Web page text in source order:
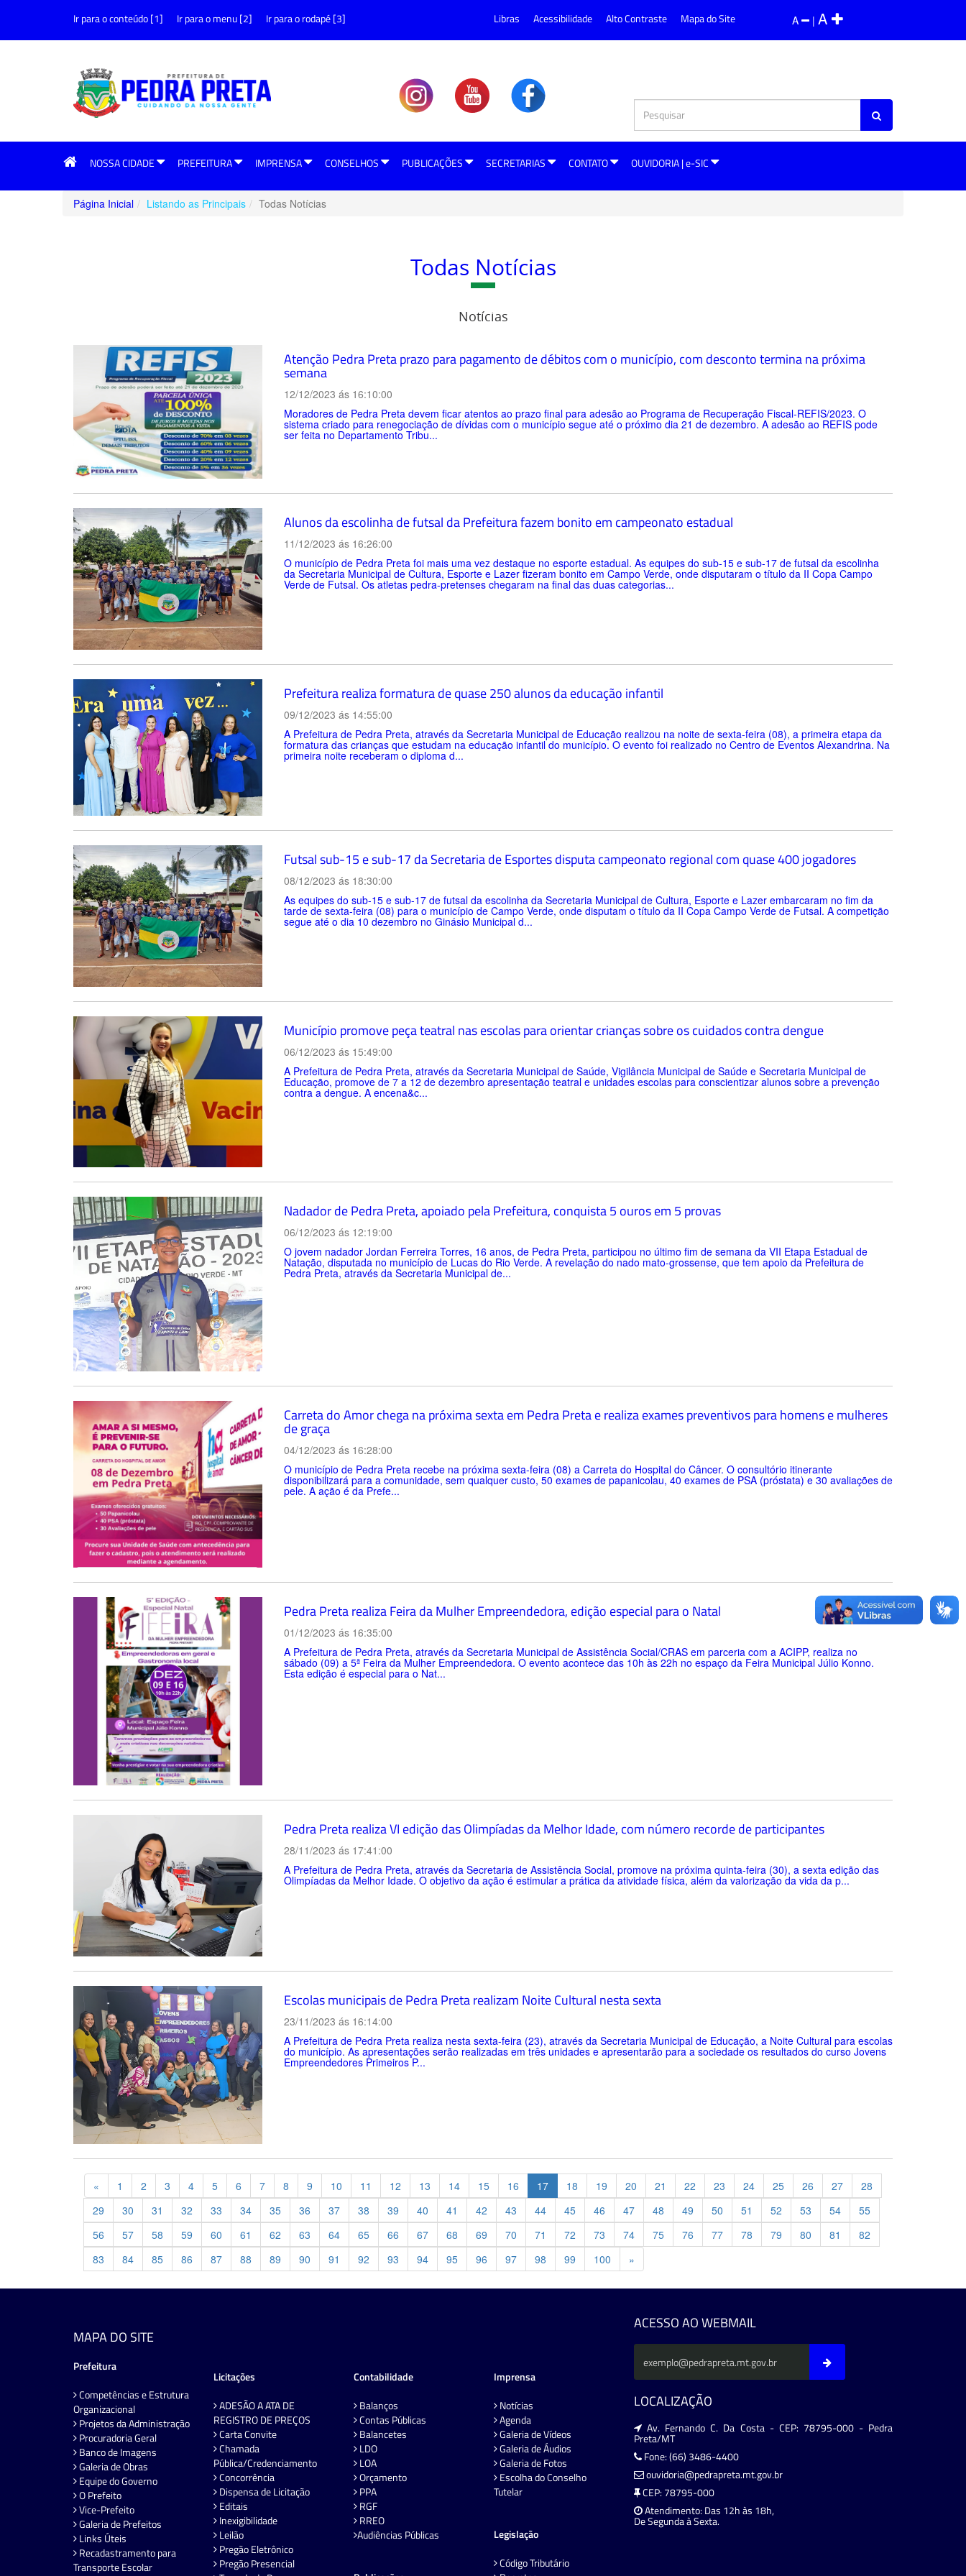
Ir para o conteúdo [1] Ir para o menu [2] Ir para o rodapé [3] A | A
Libras Acessibilidade Alto Contraste Mapa do Site
NOSSA CIDADE PREFEITURA IMPRENSA CONSELHOS PUBLICAÇÕES SECRETARIAS CONTATO OUVIDORIA | e-SIC
Página Inicial Listando as Principais Todas Notícias
Todas Notícias
Notícias
Atenção Pedra Preta prazo para pagamento de débitos com o município, com desconto termina na próxima
semana
12/12/2023 ás 16:10:00
Moradores de Pedra Preta devem ficar atentos ao prazo final para adesão ao Programa de Recuperação Fiscal-REFIS/2023. O
sistema criado para renegociação de dívidas com o município segue até o próximo dia 21 de dezembro. A adesão ao REFIS pode
ser feita no Departamento Tribu...
Alunos da escolinha de futsal da Prefeitura fazem bonito em campeonato estadual
11/12/2023 ás 16:26:00
O município de Pedra Preta foi mais uma vez destaque no esporte estadual. As equipes do sub-15 e sub-17 de futsal da escolinha
da Secretaria Municipal de Cultura, Esporte e Lazer fizeram bonito em Campo Verde, onde disputaram o título da II Copa Campo
Verde de Futsal. Os atletas pedra-pretenses chegaram na final das duas categorias...
Prefeitura realiza formatura de quase 250 alunos da educação infantil
09/12/2023 ás 14:55:00
A Prefeitura de Pedra Preta, através da Secretaria Municipal de Educação realizou na noite de sexta-feira (08), a primeira etapa da
formatura das crianças que estudam na educação infantil do município. O evento foi realizado no Centro de Eventos Alexandrina. Na
primeira noite receberam o diploma d...
Futsal sub-15 e sub-17 da Secretaria de Esportes disputa campeonato regional com quase 400 jogadores
08/12/2023 ás 18:30:00
As equipes do sub-15 e sub-17 de futsal da escolinha da Secretaria Municipal de Cultura, Esporte e Lazer embarcaram no fim da
tarde de sexta-feira (08) para o município de Campo Verde, onde disputam o título da II Copa Campo Verde de Futsal. A competição
segue até o dia 10 dezembro no Ginásio Municipal d...
Município promove peça teatral nas escolas para orientar crianças sobre os cuidados contra dengue
06/12/2023 ás 15:49:00
A Prefeitura de Pedra Preta, através da Secretaria Municipal de Saúde, Vigilância Municipal de Saúde e Secretaria Municipal de
Educação, promove de 7 a 12 de dezembro apresentação teatral e unidades escolas para conscientizar alunos sobre a prevenção
contra a dengue. A encena&c...
Nadador de Pedra Preta, apoiado pela Prefeitura, conquista 5 ouros em 5 provas
06/12/2023 ás 12:19:00
O jovem nadador Jordan Ferreira Torres, 16 anos, de Pedra Preta, participou no último fim de semana da VII Etapa Estadual de
Natação, disputada no município de Lucas do Rio Verde. A revelação do nado mato-grossense, que tem apoio da Prefeitura de
Pedra Preta, através da Secretaria Municipal de...
Carreta do Amor chega na próxima sexta em Pedra Preta e realiza exames preventivos para homens e mulheres
de graça
04/12/2023 ás 16:28:00
O município de Pedra Preta recebe na próxima sexta-feira (08) a Carreta do Hospital do Câncer. O consultório itinerante
disponibilizará para a comunidade, sem qualquer custo, 50 exames de papanicolau, 40 exames de PSA (próstata) e 30 avaliações de
pele. A ação é da Prefe...
Pedra Preta realiza Feira da Mulher Empreendedora, edição especial para o Natal
01/12/2023 ás 16:35:00
A Prefeitura de Pedra Preta, através da Secretaria Municipal de Assistência Social/CRAS em parceria com a ACIPP, realiza no
sábado (09) a 5ª Feira da Mulher Empreendedora. O evento acontece das 10h às 22h no espaço da Feira Municipal Júlio Konno.
Esta edição é especial para o Nat...
Pedra Preta realiza VI edição das Olimpíadas da Melhor Idade, com número recorde de participantes
28/11/2023 ás 17:41:00
A Prefeitura de Pedra Preta, através da Secretaria de Assistência Social, promove na próxima quinta-feira (30), a sexta edição das
Olimpíadas da Melhor Idade. O objetivo da ação é estimular a prática da atividade física, além da valorização da vida da p...
Escolas municipais de Pedra Preta realizam Noite Cultural nesta sexta
23/11/2023 ás 16:14:00
A Prefeitura de Pedra Preta realiza nesta sexta-feira (23), através da Secretaria Municipal de Educação, a Noite Cultural para escolas
do município. As apresentações serão realizadas em três unidades e apresentarão para a sociedade os resultados do curso Jovens
Empreendedores Primeiros P...
« Previous
1 2 3 4 5 6 7 8 9 10 11 12 13 14 15 16 17 18 19 20 21 22 23 24 25 26 27
28
29
30 31 32 33 34 35 36 37 38 39 40 41 42 43 44 45 46 47 48 49 50 51 52 53 54
55
56
57 58 59 60 61 62 63 64 65 66 67 68 69 70 71 72 73 74 75 76 77 78 79 80 81
82
83
84 85 86 87 88 89 90 91 92 93 94 95 96 97 98 99 100 »
MAPA DO SITE
Prefeitura
Competências e Estrutura
Organizacional
Projetos da Administração
Procuradoria Geral
Banco de Imagens
Galeria de Obras
Equipe do Governo
O Prefeito
Vice-Prefeito
Galeria de Prefeitos
Links Úteis
Recadastramento para
Transporte Escolar
Licitações
ADESÃO A ATA DE
REGISTRO DE PREÇOS
Carta Convite
Chamada
Pública/Credenciamento
Concorrência
Dispensa de Licitação
Editais
Inexigibilidade
Leilão
Pregão Eletrônico
Pregão Presencial
Contabilidade
Balanços
Contas Públicas
Balancetes
LDO
LOA
Orçamento
PPA
RGF
RREO
Audiências Públicas
Imprensa
Notícias
Agenda
Galeria de Vídeos
Galeria de Áudios
Galeria de Fotos
Escolha do Conselho
Tutelar
Legislação
Código Tributário
ACESSO AO WEBMAIL
LOCALIZAÇÃO
Av. Fernando C. Da Costa - CEP: 78795-000 - Pedra
Preta/MT
Fone: (66) 3486-4400
ouvidoria@pedrapreta.mt.gov.br
CEP: 78795-000
Atendimento: Das 12h às 18h,
De Segunda à Sexta.